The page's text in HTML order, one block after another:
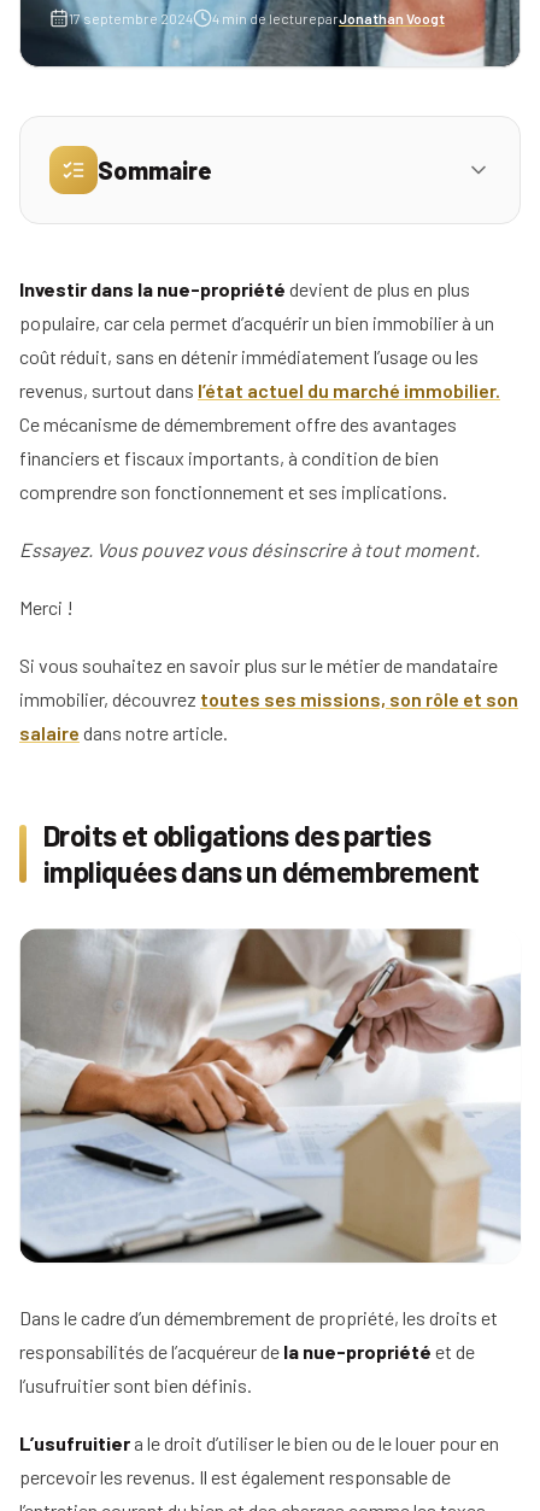
Simulez
Profil
Mandataire
place
pour
la
réunion
d'info
Nos
Tous
conseils
nos
conseils
Devenir
mandataire
Comment
Le
salaire
d'un
agent
immobilier
rôle
d'un
mandataire
immobilier
Le
de
dans
l'immobilier
pige
immobilière
Comment
rentrer
étapes
Les métiers
de
indépendant
négociateur
immobilier
Tous
nos
conseils
17 septembre 2024 4 min de lectureparJonathan Voogt
Sommaire
02 Les différents types d’achats immobiliers en
nue-propriété
04 Comment transmettre une nue-propriété ?
Investir dans la nue-propriété devient de plus en plus
populaire, car cela permet d’acquérir un bien immobilier à un
coût réduit, sans en détenir immédiatement l’usage ou les
revenus, surtout dans l’état actuel du marché immobilier.
Ce mécanisme de démembrement offre des avantages
financiers et fiscaux importants, à condition de bien
comprendre son fonctionnement et ses implications.
Essayez. Vous pouvez vous désinscrire à tout moment.
Merci !
Si vous souhaitez en savoir plus sur le métier de mandataire
immobilier, découvrez toutes ses missions, son rôle et son
salaire dans notre article.
Droits et obligations des parties
impliquées dans un démembrement
Dans le cadre d’un démembrement de propriété, les droits et
responsabilités de l’acquéreur de la nue-propriété et de
l’usufruitier sont bien définis.
L’usufruitier a le droit d’utiliser le bien ou de le louer pour en
percevoir les revenus. Il est également responsable de